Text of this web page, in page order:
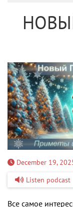
December 19,
Listen podcast
Все самое